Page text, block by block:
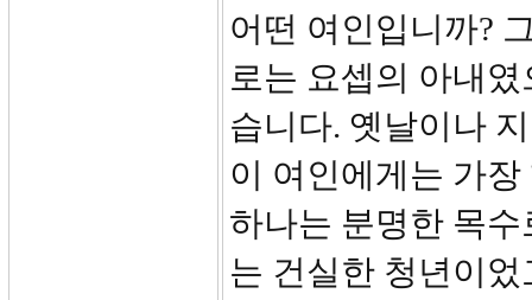
어떤 여인입니까?
로는 요셉의 아내
습니다. 옛날이나
이 여인에게는 가
하나는 분명한 목
는 건실한 청년이